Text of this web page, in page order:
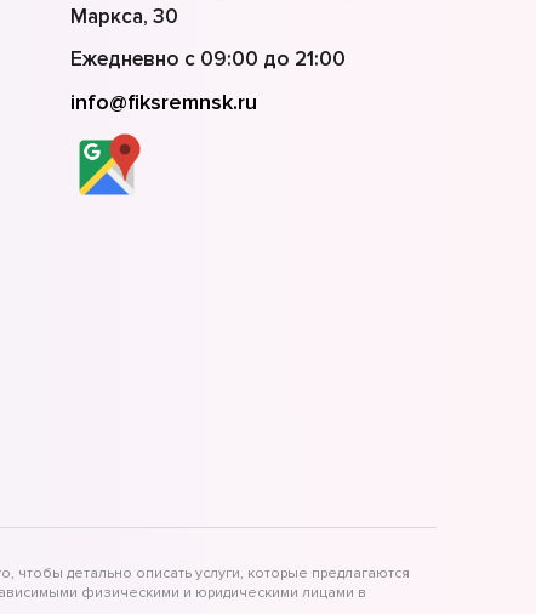
Маркса, 30
Ежедневно с 09:00 до 21:00
info@fiksremnsk.ru
чтобы детально описать услуги, которые предлагаются
физическими и юридическими лицами в